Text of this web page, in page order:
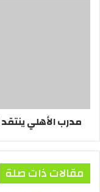
مدرب الأهلي
مقالات ذات صلة